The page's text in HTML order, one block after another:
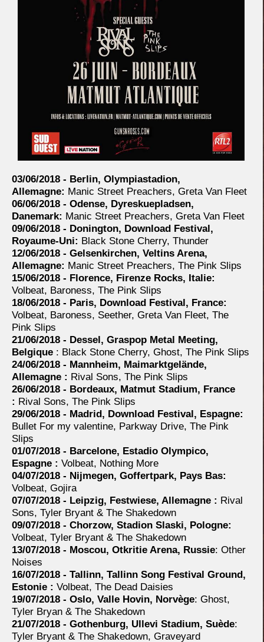
03/06/2018 - Berlin, Olympiastadion,
Allemagne: Manic Street Preachers, Greta Van Fleet
06/06/2018 - Odense, Dyreskuepladsen,
Danemark: Manic Street Preachers, Greta Van Fleet
09/06/2018 - Donington, Download Festival,
Royaume-Uni: Black Stone Cherry, Thunder
12/06/2018 - Gelsenkirchen, Veltins Arena,
Allemagne: Manic Street Preachers, The Pink Slips
15/06/2018 - Florence, Firenze Rocks, Italie:
Volbeat, Baroness, The Pink Slips
18/06/2018 - Paris, Download Festival, France:
Volbeat, Baroness, Seether, Greta Van Fleet, The
Pink Slips
21/06/2018 - Dessel, Graspop Metal Meeting,
Belgique : Black Stone Cherry, Ghost, The Pink Slips
24/06/2018 - Mannheim, Maimarktgelände,
Allemagne : Rival Sons, The Pink Slips
26/06/2018 - Bordeaux, Matmut Stadium, France
: Rival Sons, The Pink Slips
29/06/2018 - Madrid, Download Festival, Espagne:
Bullet For my valentine, Parkway Drive, The Pink
Slips
01/07/2018 - Barcelone, Estadio Olympico,
Espagne : Volbeat, Nothing More
04/07/2018 - Nijmegen, Goffertpark, Pays Bas:
Volbeat, Gojira
07/07/2018 - Leipzig, Festwiese, Allemagne : Rival
Sons, Tyler Bryant & The Shakedown
09/07/2018 - Chorzow, Stadion Slaski, Pologne:
Volbeat, Tyler Bryant & The Shakedown
13/07/2018 - Moscou, Otkritie Arena, Russie: Other
Noises
16/07/2018 - Tallinn, Tallinn Song Festival Ground,
Estonie : Volbeat, The Dead Daisies
19/07/2018 - Oslo, Valle Hovin, Norvège: Ghost,
Tyler Bryan & The Shakedown
21/07/2018 - Gothenburg, Ullevi Stadium, Suède:
Tyler Bryant & The Shakedown, Graveyard